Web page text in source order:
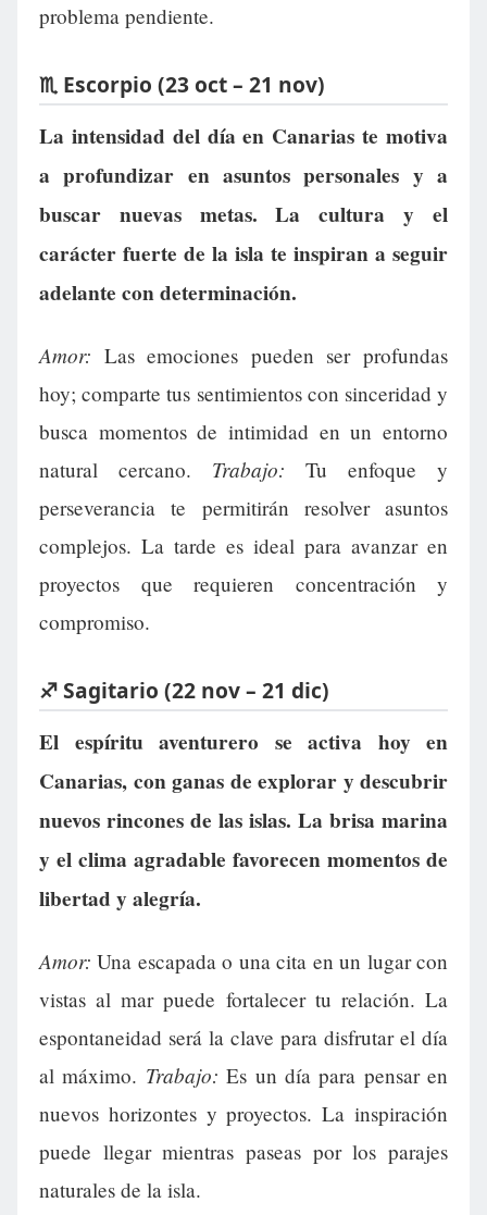
problema pendiente.
♏ Escorpio (23 oct – 21 nov)
La intensidad del día en Canarias te motiva
a profundizar en asuntos personales y a
buscar nuevas metas. La cultura y el
carácter fuerte de la isla te inspiran a seguir
adelante con determinación.
Amor: Las emociones pueden ser profundas
hoy; comparte tus sentimientos con sinceridad y
busca momentos de intimidad en un entorno
natural cercano. Trabajo: Tu enfoque y
perseverancia te permitirán resolver asuntos
complejos. La tarde es ideal para avanzar en
proyectos que requieren concentración y
compromiso.
♐ Sagitario (22 nov – 21 dic)
El espíritu aventurero se activa hoy en
Canarias, con ganas de explorar y descubrir
nuevos rincones de las islas. La brisa marina
y el clima agradable favorecen momentos de
libertad y alegría.
Amor: Una escapada o una cita en un lugar con
vistas al mar puede fortalecer tu relación. La
espontaneidad será la clave para disfrutar el día
al máximo. Trabajo: Es un día para pensar en
nuevos horizontes y proyectos. La inspiración
puede llegar mientras paseas por los parajes
naturales de la isla.